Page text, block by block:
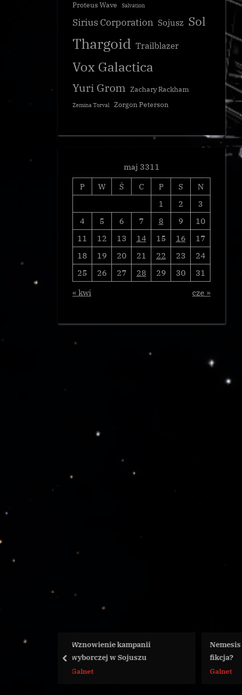
Starship Enterprises rozpoczyna kampanię
Proteus Wave Salvation
Sirius Corporation Sojusz Sol
Thargoid Trailblazer
Vox Galactica
Yuri Grom Zachary Rackham
Zemina Torval Zorgon Peterson
maj 3311
P
W Ś C P S
N
1
2
3
4
5 6 7 8 9
10
11
12 13 14 15 16
17
18
19 20 21 22 23
24
25
26 27 28 29 30
31
« kwi
cze »
kampanii
Nemesis Failsafe: Fakt czy
fikcja?
prev